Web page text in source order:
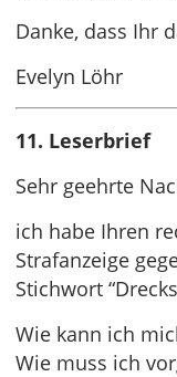
Danke, dass Ihr
Evelyn Löhr
11. Leserbrief
Sehr geehrte
ich habe Ihren
Strafanzeige
Stichwort
Wie kann ich
Wie muss ich